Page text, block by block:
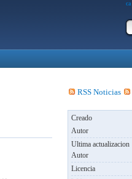
RSS Noticias
Creado
Autor
Ultima actualizacion
Autor
Licencia